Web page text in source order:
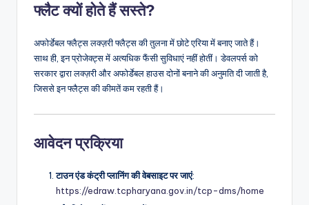
फ्लैट क्यों होते हैं सस्ते?
अफोर्डेबल फ्लैट्स लक्ज़री फ्लैट्स की तुलना में छोटे एरिया में बनाए जाते हैं।
साथ ही, इन प्रोजेक्ट्स में अत्यधिक फैंसी सुविधाएं नहीं होतीं। डेवलपर्स को
सरकार द्वारा लक्ज़री और अफोर्डेबल हाउस दोनों बनाने की अनुमति दी जाती है,
जिससे इन फ्लैट्स की कीमतें कम रहती हैं।
आवेदन प्रक्रिया
टाउन एंड कंट्री प्लानिंग की वेबसाइट पर जाएं:
https://edraw.tcpharyana.gov.in/tcp-dms/home